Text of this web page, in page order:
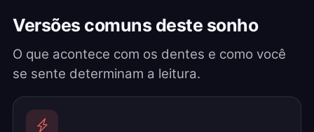
Versões comuns deste sonho
O que acontece com os dentes e como você
se sente determinam a leitura.